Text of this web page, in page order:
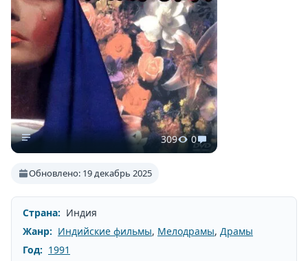
309 0
Обновлено: 19 декабрь 2025
Страна: Индия
Жанр: Индийские фильмы, Мелодрамы, Драмы
Год: 1991